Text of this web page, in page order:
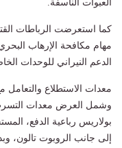
العبوات الناسفة.
كما استعرضت الرباطات
مهام مكافحة الإرهاب
الدعم النيراني للوحدات
معدات الاستطلاع والتعامل
وشمل العرض معدات
بولاريس رباعية الدفع،
إلى جانب الروبوت تالون،